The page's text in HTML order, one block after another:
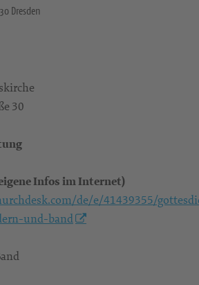
Dresden
30
Infos im Internet)
de/e/41439355/
und-band